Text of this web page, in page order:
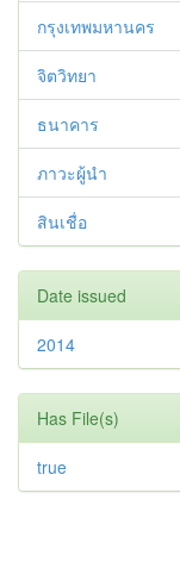
กรุงเทพมหานคร
จิตวิทยา
ธนาคาร
ภาวะผู้นำ
สินเชื่อ
Date issued
2014
Has File(s)
true